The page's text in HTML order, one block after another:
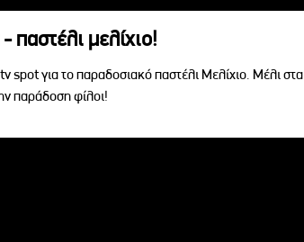
παστέλι μελίχιο!
spot για το παραδοσιακό παστέλι Μελίχιο. Μέλι στα
παράδοση φίλοι!